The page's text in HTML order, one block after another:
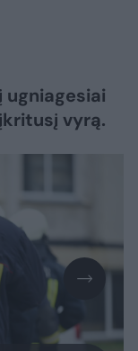
ugniagesiai
vyrą.